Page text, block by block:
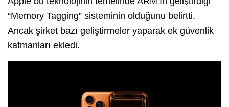
“Memory Tagging” sisteminin olduğunu belirtti.
Ancak şirket bazı geliştirmeler yaparak ek güvenlik
katmanları ekledi.